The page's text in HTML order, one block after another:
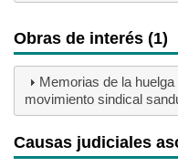
Obras de interés (1)
Memorias de la
movimiento sindical
Causas judiciales